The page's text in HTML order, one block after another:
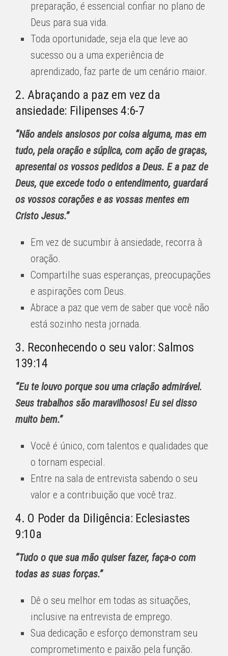
preparação, é essencial confiar no plano de
Deus para sua vida.
Toda oportunidade, seja ela que leve ao
sucesso ou a uma experiência de
aprendizado, faz parte de um cenário maior.
2. Abraçando a paz em vez da
ansiedade: Filipenses 4:6-7
“Não andeis ansiosos por coisa alguma, mas em
tudo, pela oração e súplica, com ação de graças,
apresentai os vossos pedidos a Deus. E a paz de
Deus, que excede todo o entendimento, guardará
os vossos corações e as vossas mentes em
Cristo Jesus.”
Em vez de sucumbir à ansiedade, recorra à
oração.
Compartilhe suas esperanças, preocupações
e aspirações com Deus.
Abrace a paz que vem de saber que você não
está sozinho nesta jornada.
3. Reconhecendo o seu valor: Salmos
139:14
“Eu te louvo porque sou uma criação admirável.
Seus trabalhos são maravilhosos! Eu sei disso
muito bem.”
Você é único, com talentos e qualidades que
o tornam especial.
Entre na sala de entrevista sabendo o seu
valor e a contribuição que você traz.
4. O Poder da Diligência: Eclesiastes
9:10a
“Tudo o que sua mão quiser fazer, faça-o com
todas as suas forças.”
Dê o seu melhor em todas as situações,
inclusive na entrevista de emprego.
Sua dedicação e esforço demonstram seu
comprometimento e paixão pela função.